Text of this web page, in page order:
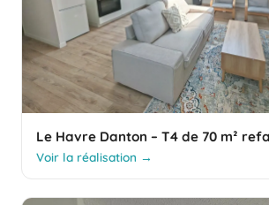
Le Havre Danton – T4 de 70 m²
Voir la réalisation →